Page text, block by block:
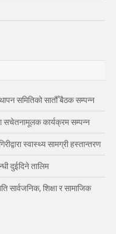
समितिको सातौँ बैठक सम्पन्न
सचेतनामूलक कार्यक्रम सम्पन्न
स्वास्थ्य सामग्री हस्तान्तरण
दुईदिने तालिम
सार्वजनिक, शिक्षा र सामाजिक